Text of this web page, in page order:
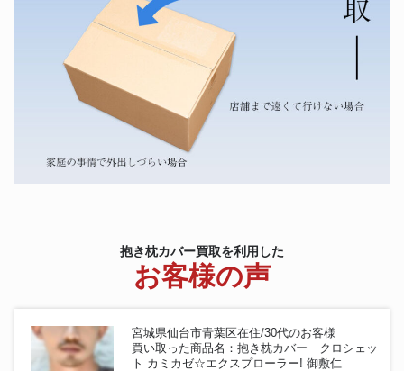
ハイクオソフト さくらさくら 桜
菜々子 ウェディング 抱き枕カバ
Pin-Point 純情アイドルどすけべ
プロデュース 星空ゆず (バニー
Ver.) 抱き枕カバー ボイスCD
付き
HARUKAZE 大空樹 ノラと皇女
と野良猫ハート 夕莉シャチ 抱き
枕カバー 初版
抱き枕カバー買取を利用した
お客様の声
宮城県仙台市青葉区在住/30代のお客様
買い取った商品名：抱き枕カバー クロシェッ
ト カミカゼ☆エクスプローラー! 御敷仁